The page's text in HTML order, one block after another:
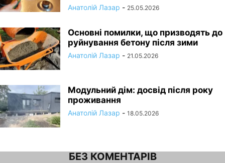
Анатолій Лазар - 25.05.2026
Основні помилки, що призводять до
руйнування бетону після зими
Анатолій Лазар - 21.05.2026
Модульний дім: досвід після року
проживання
Анатолій Лазар - 18.05.2026
БЕЗ КОМЕНТАРІВ